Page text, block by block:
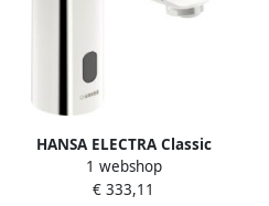
HANSA ELECTRA Classic
Wastafelkraan messing 3 V
Bluetooth
1 webshop
€ 333,11